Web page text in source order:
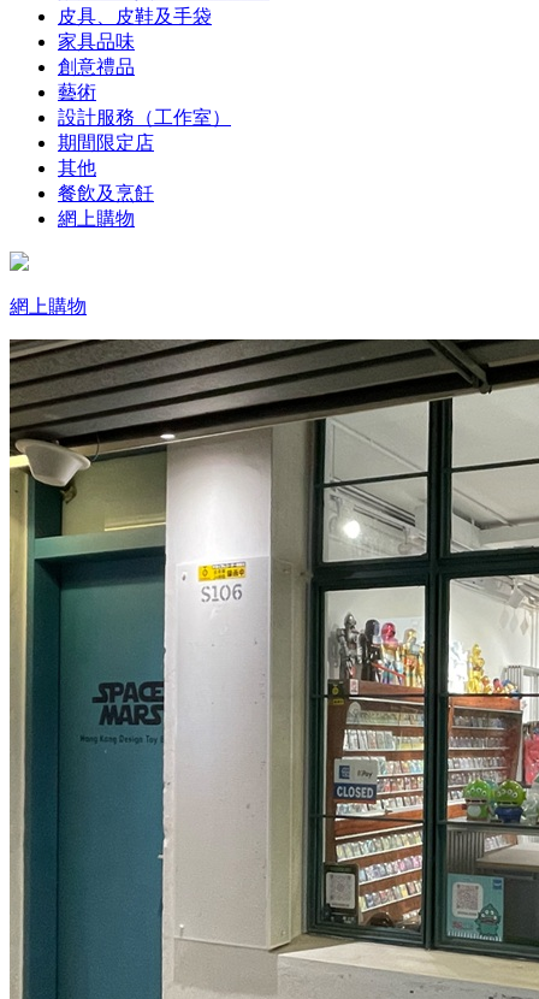
皮具、皮鞋及手袋
家具品味
創意禮品
藝術
設計服務（工作室）
期間限定店
其他
餐飲及烹飪
網上購物
網上購物